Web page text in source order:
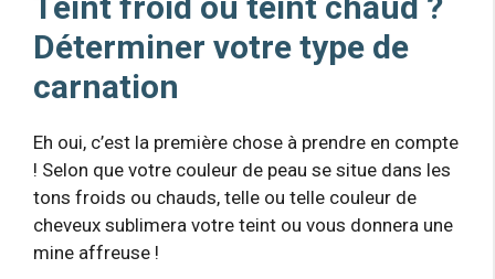
Déterminer votre type de
carnation
Eh oui, c’est la première chose à prendre en compte
! Selon que votre couleur de peau se situe dans les
tons froids ou chauds, telle ou telle couleur de
cheveux sublimera votre teint ou vous donnera une
mine affreuse !